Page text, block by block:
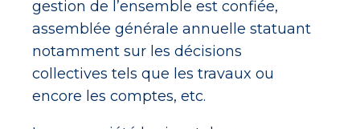
gestion de l’ensemble est confiée,
assemblée générale annuelle statuant
notamment sur les décisions
collectives tels que les travaux ou
encore les comptes, etc.